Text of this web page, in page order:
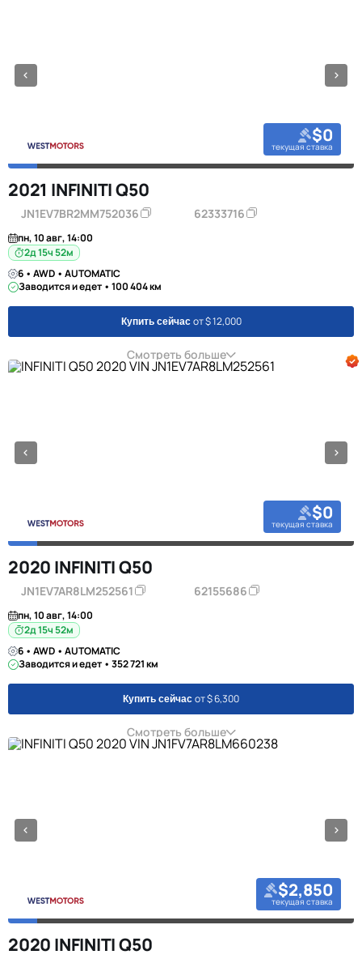
$0
текущая ставка
2021 INFINITI Q50
JN1EV7BR2MM752036 62333716
пн, 10 авг, 14:00
2д 15ч 52м
6 • AWD • AUTOMATIC
Заводится и едет • 100 404 км
Купить сейчас от $ 12,000
Смотреть больше
$0
текущая ставка
2020 INFINITI Q50
JN1EV7AR8LM252561 62155686
пн, 10 авг, 14:00
2д 15ч 52м
6 • AWD • AUTOMATIC
Заводится и едет • 352 721 км
Купить сейчас от $ 6,300
Смотреть больше
$2,850
текущая ставка
2020 INFINITI Q50